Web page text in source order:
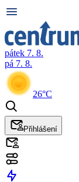
pátek 7. 8.
pá 7. 8.
26°C
Přihlášení